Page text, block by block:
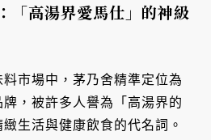
「高湯界愛馬仕」的神級
市場中，茅乃舍精準定位為
，被許多人譽為「高湯界的
生活與健康飲食的代名詞。